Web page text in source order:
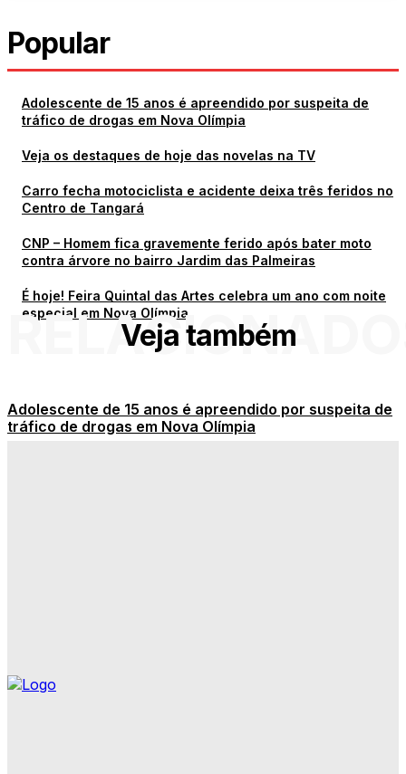
Popular
Adolescente de 15 anos é apreendido por suspeita de
tráfico de drogas em Nova Olímpia
Veja os destaques de hoje das novelas na TV
Carro fecha motociclista e acidente deixa três feridos no
Centro de Tangará
CNP – Homem fica gravemente ferido após bater moto
contra árvore no bairro Jardim das Palmeiras
É hoje! Feira Quintal das Artes celebra um ano com noite
especial em Nova Olímpia
Veja também
Adolescente de 15 anos é apreendido por suspeita de
tráfico de drogas em Nova Olímpia